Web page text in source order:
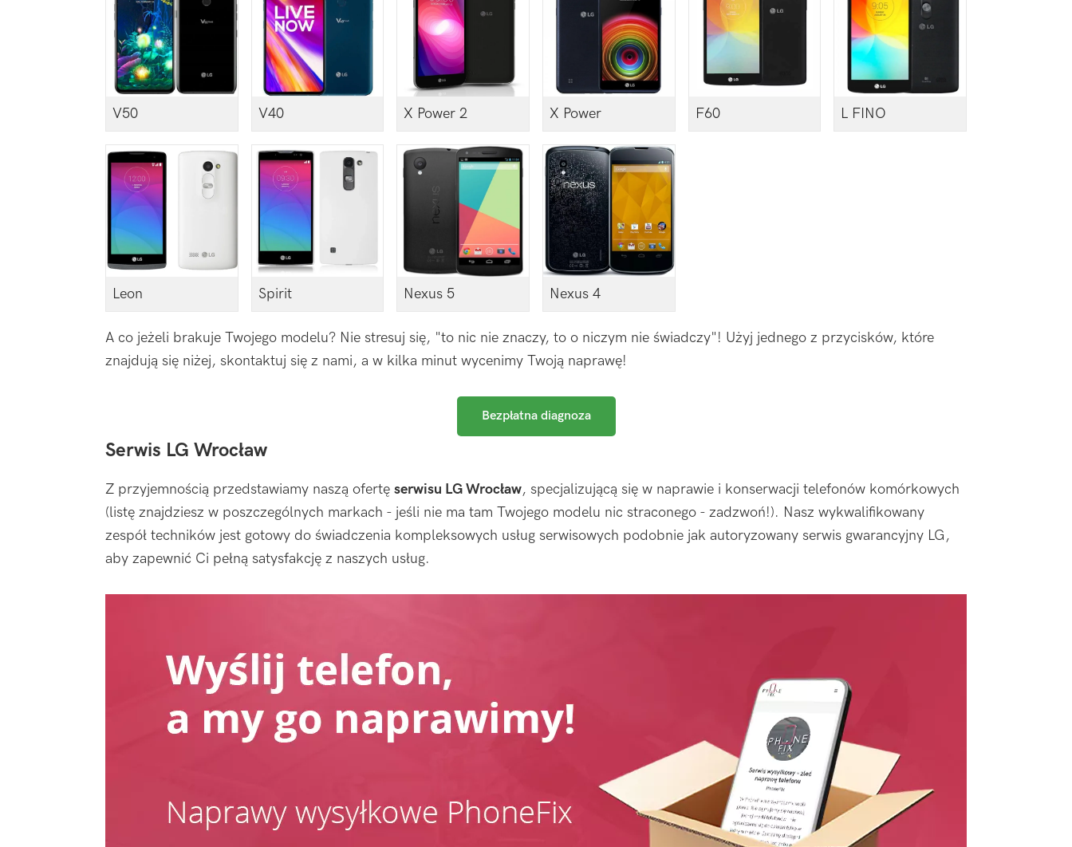
V50 V40 X Power 2 X Power F60 L FINO
Leon Spirit Nexus 5 Nexus 4
A co jeżeli brakuje Twojego modelu? Nie stresuj się, "to nic nie znaczy, to o niczym nie świadczy"! Użyj jednego z przycisków, które
znajdują się niżej, skontaktuj się z nami, a w kilka minut wycenimy Twoją naprawę!
Bezpłatna diagnoza
Serwis LG Wrocław
Z przyjemnością przedstawiamy naszą ofertę serwisu LG Wrocław, specjalizującą się w naprawie i konserwacji telefonów komórkowych
(listę znajdziesz w poszczególnych markach - jeśli nie ma tam Twojego modelu nic straconego - zadzwoń!). Nasz wykwalifikowany
zespół techników jest gotowy do świadczenia kompleksowych usług serwisowych podobnie jak autoryzowany serwis gwarancyjny LG,
aby zapewnić Ci pełną satysfakcję z naszych usług.